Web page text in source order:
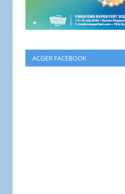
ACGER FACEBOOK